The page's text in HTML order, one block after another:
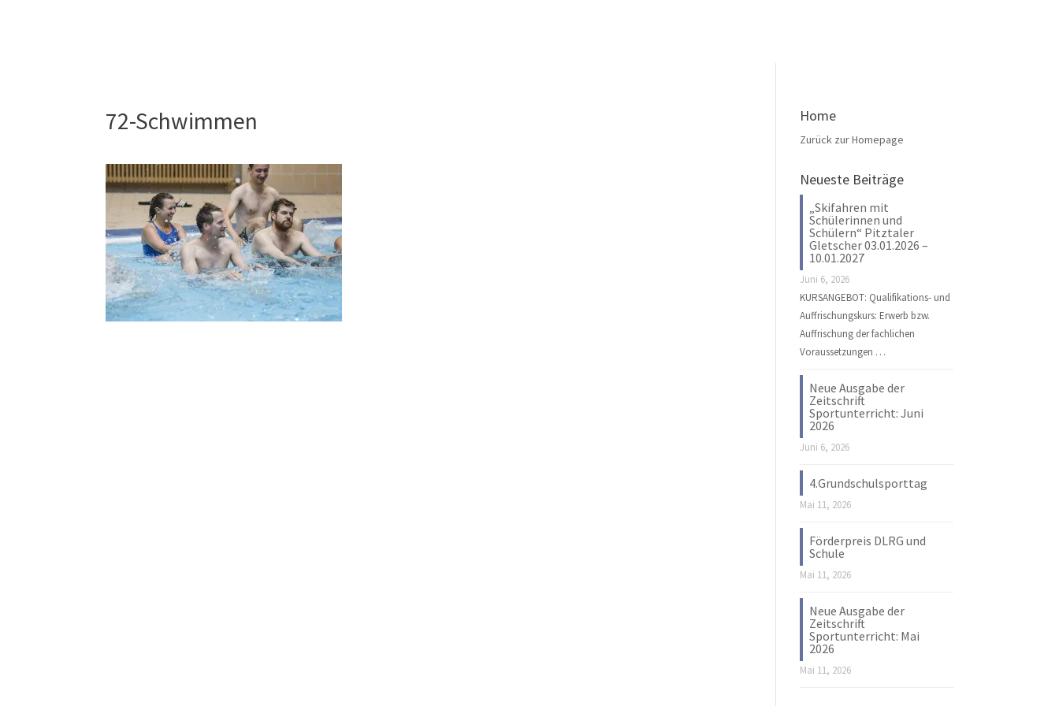
72-Schwimmen Home
Zurück zur Homepage
Neueste Beiträge
„Skifahren mit
Schülerinnen und
Schülern“ Pitztaler
Gletscher 03.01.2026 –
10.01.2027
Juni 6, 2026
KURSANGEBOT: Qualifikations- und
Auffrischungskurs: Erwerb bzw.
Auffrischung der fachlichen
Voraussetzungen …
Neue Ausgabe der
Zeitschrift
Sportunterricht: Juni
2026
Juni 6, 2026
4.Grundschulsporttag
Mai 11, 2026
Förderpreis DLRG und
Schule
Mai 11, 2026
Neue Ausgabe der
Zeitschrift
Sportunterricht: Mai
2026
Mai 11, 2026